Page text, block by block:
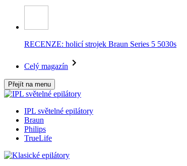
RECENZE: holicí strojek Braun Series 5 5030s
Celý magazín
Přejít na menu
IPL světelné epilátory
Braun
Philips
TrueLife